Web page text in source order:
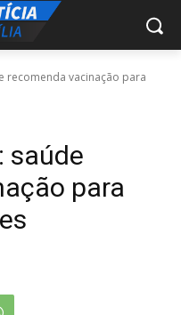
recomenda vacinação para
saúde
para